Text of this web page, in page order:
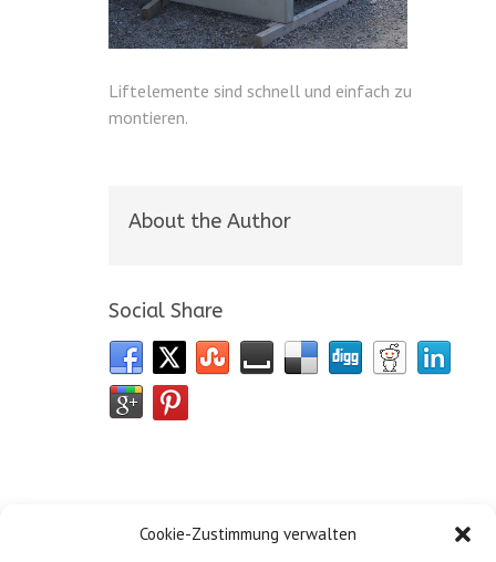
Cookie-Zustimmung verwalten
Liftelemente sind schnell und einfach zu
montieren.
About the Author
Social Share